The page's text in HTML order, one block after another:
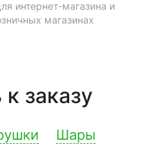
интернет-магазина и
магазинах
заказу
Шары